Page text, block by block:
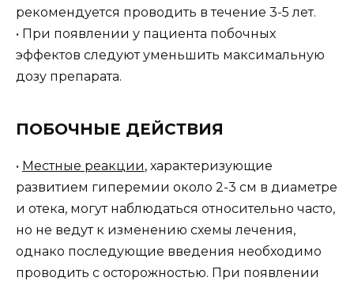
рекомендуется проводить в течение 3-5 лет.
• При появлении у пациента побочных
эффектов следуют уменьшить максимальную
дозу препарата.
ПОБОЧНЫЕ ДЕЙСТВИЯ
• Местные реакции, характеризующие
развитием гиперемии около 2-3 см в диаметре
и отека, могут наблюдаться относительно часто,
но не ведут к изменению схемы лечения,
однако последующие введения необходимо
проводить с осторожностью. При появлении